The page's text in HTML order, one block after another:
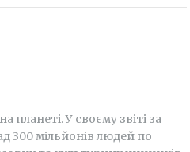
У своєму звіті за
300 мільйонів людей по